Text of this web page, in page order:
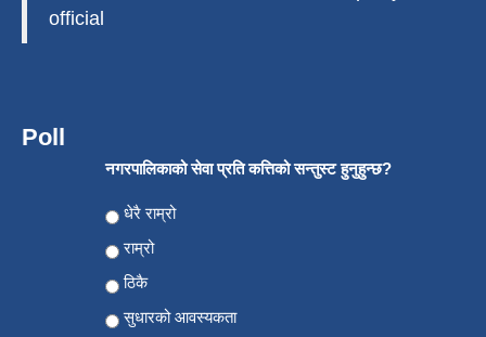
official
Poll
नगरपालिकाको सेवा प्रति कत्तिको सन्तुस्ट हुनुहुन्छ?
Choices
धेरै राम्रो
राम्रो
ठिकै
सुधारको आवस्यकता